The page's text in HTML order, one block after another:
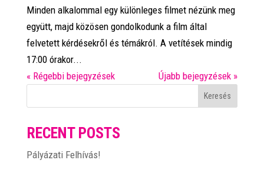
Minden alkalommal egy különleges filmet nézünk meg
együtt, majd közösen gondolkodunk a film által
felvetett kérdésekről és témákról. A vetítések mindig
17:00 órakor...
« Régebbi bejegyzések
Újabb bejegyzések »
Keresés
RECENT POSTS
Pályázati Felhívás!